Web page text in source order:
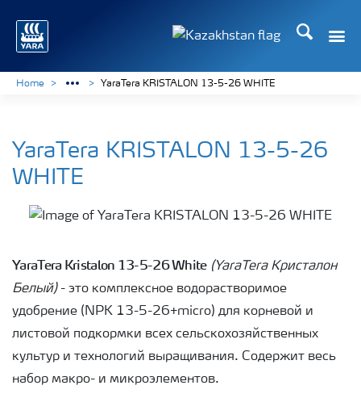
Поиск
Home YaraTera KRISTALON 13-5-26 WHITE
YaraTera KRISTALON 13-5-26
WHITE
YaraTera Kristalon 13-5-26 White (YaraTera Кристалон
Белый)- это комплексное водорастворимое
удобрение (NPK 13-5-26+micro) для корневой и
листовой подкормки всех сельскохозяйственных
культур и технологий выращивания. Содержит весь
набор макро- и микроэлементов.